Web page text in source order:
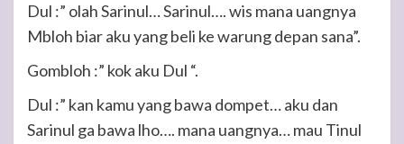
Dul :” olah Sarinul… Sarinul…. wis mana uangnya
Mbloh biar aku yang beli ke warung depan sana”.
Gombloh :” kok aku Dul “.
Dul :” kan kamu yang bawa dompet… aku dan
Sarinul ga bawa lho…. mana uangnya… mau Tinul